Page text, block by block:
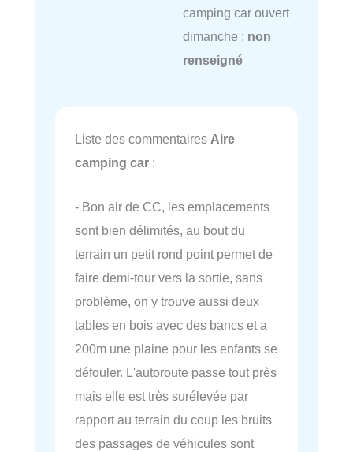
camping car ouvert
dimanche : non
renseigné
Liste des commentaires Aire
camping car :
- Bon air de CC, les emplacements
sont bien délimités, au bout du
terrain un petit rond point permet de
faire demi-tour vers la sortie, sans
problème, on y trouve aussi deux
tables en bois avec des bancs et a
200m une plaine pour les enfants se
défouler. L'autoroute passe tout près
mais elle est très surélevée par
rapport au terrain du coup les bruits
des passages de véhicules sont